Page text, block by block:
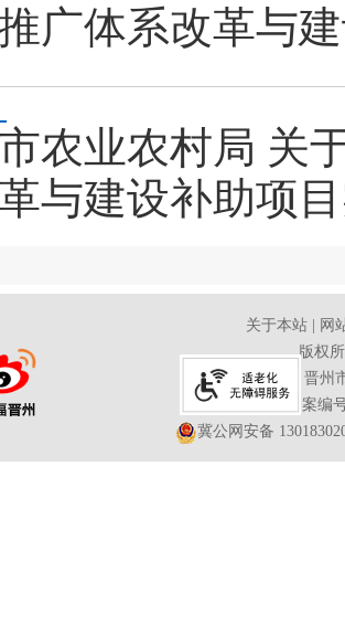
广体系改革与
农业农村局 关
与建设补助项